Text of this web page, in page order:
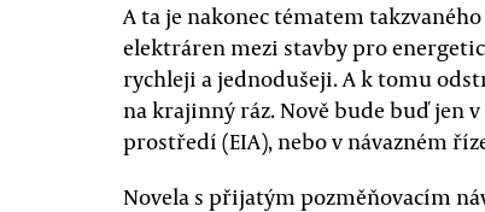
A ta je nakonec tématem
elektráren mezi stavby pro
rychleji a jednodušeji. A k tomu
na krajinný ráz. Nově bude buď jen
prostředí (EIA), nebo v návazném
Novela s přijatým pozměňovacím